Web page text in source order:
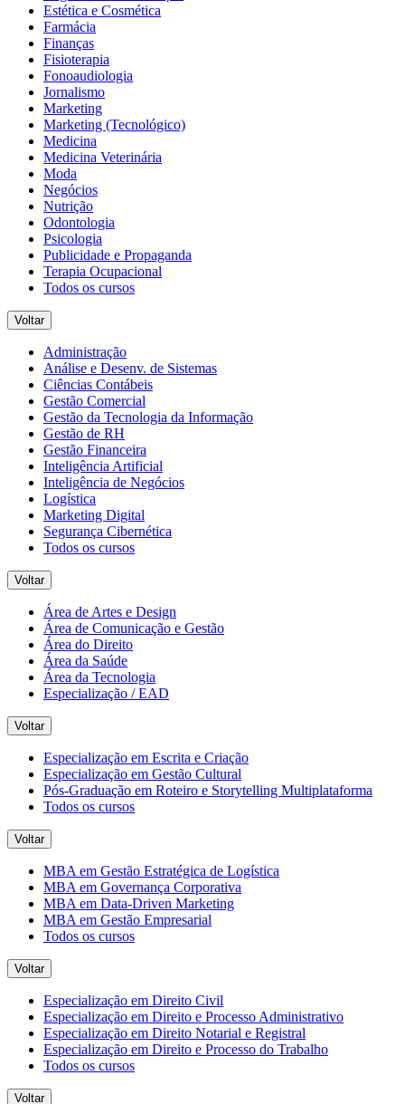
Estética e Cosmética
Farmácia
Finanças
Fisioterapia
Fonoaudiologia
Jornalismo
Marketing
Marketing (Tecnológico)
Medicina
Medicina Veterinária
Moda
Negócios
Nutrição
Odontologia
Psicologia
Publicidade e Propaganda
Terapia Ocupacional
Todos os cursos
Voltar
Administração
Análise e Desenv. de Sistemas
Ciências Contábeis
Gestão Comercial
Gestão da Tecnologia da Informação
Gestão de RH
Gestão Financeira
Inteligência Artificial
Inteligência de Negócios
Logística
Marketing Digital
Segurança Cibernética
Todos os cursos
Voltar
Área de Artes e Design
Área de Comunicação e Gestão
Área do Direito
Área da Saúde
Área da Tecnologia
Especialização / EAD
Voltar
Especialização em Escrita e Criação
Especialização em Gestão Cultural
Pós-Graduação em Roteiro e Storytelling Multiplataforma
Todos os cursos
Voltar
MBA em Gestão Estratégica de Logística
MBA em Governança Corporativa
MBA em Data-Driven Marketing
MBA em Gestão Empresarial
Todos os cursos
Voltar
Especialização em Direito Civil
Especialização em Direito e Processo Administrativo
Especialização em Direito Notarial e Registral
Especialização em Direito e Processo do Trabalho
Todos os cursos
Voltar